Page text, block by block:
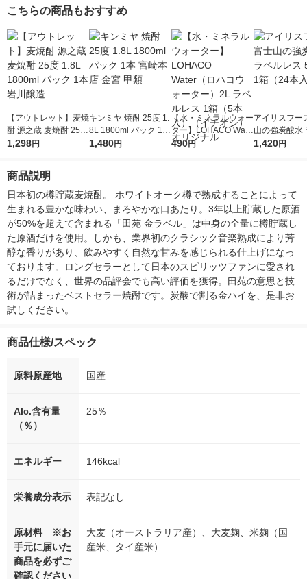
こちらの商品もおすすめ
【アウトレット】麦焼
酎 源之蔵 麦焼酎 25度
1.8L 1800ml パック 1
1,298円
キンミヤ 焼酎 25度 1.
8L 1800ml パック 1本
宮崎本店 金宮 甲類
1,480円
【水・ミネラルウォー
ター】LOHACO Wate
r（ロハコウォータ
490円
アイリスフー
山の強炭酸水
レス 500ml 1
1,420円
商品説明
日本初の樽貯蔵麦焼酎。 ホワイトオーク樽で熟成することによって
生まれる豊かな味わい、まろやかな口あたり。3年以上貯蔵した原酒
が50%を超えて含まれる「田苑 金ラベル」は中身の全量に樽貯蔵し
た原酒だけを使用。しかも、業界初のクラシック音楽熟成により芳
醇な香りがあり、飲みやすく自然な甘みを感じられる仕上げになっ
ております。ロングセラーとして日本のスピリッツファンに愛され
るだけでなく、世界の品評会でも高い評価を獲得。田苑の意思と技
術が詰まったベストセラー焼酎です。炭酸で割る金ハイを、是非お
試しください。
商品仕様/スペック
原料原産地 国産
Alc.含有量
（％）
25％
エネルギー 146kcal
栄養成分表示 表記なし
原材料 ※お
手元に届いた
商品を必ずご
確認ください
大麦（オーストラリア産）、大麦麹、米麹（国
産米、タイ産米）